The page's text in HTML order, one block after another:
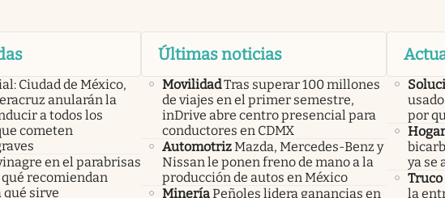
Ciudad de México,
anularán la
a todos los
cometen
en el parabrisas
recomiendan
qué sirve
Últimas noticias
MovilidadTras superar 100 millones
de viajes en el primer semestre,
inDrive abre centro presencial para
conductores en CDMX
AutomotrizMazda, Mercedes-Benz y
Nissan le ponen freno de mano a la
producción de autos en México
MineríaPeñoles lidera ganancias en
por
Hogar
ya se
Truco
la